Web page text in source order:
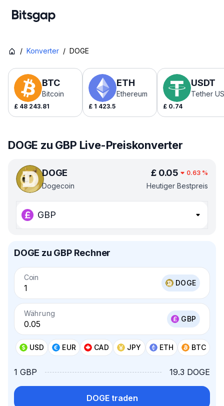
/ Konverter / DOGE
BTC
Bitcoin
£ 48 243.81
ETH
Ethereum
£ 1 423.5
USDT
Tether
£ 0.74
DOGE zu GBP Live-Preiskonverter
DOGE
Dogecoin
£ 0.05 0.63 %
Heutiger Bestpreis
GBP
DOGE zu GBP Rechner
Coin
DOGE
Währung
GBP
USD EUR CAD JPY ETH BTC
1 GBP 19.3 DOGE
DOGE traden